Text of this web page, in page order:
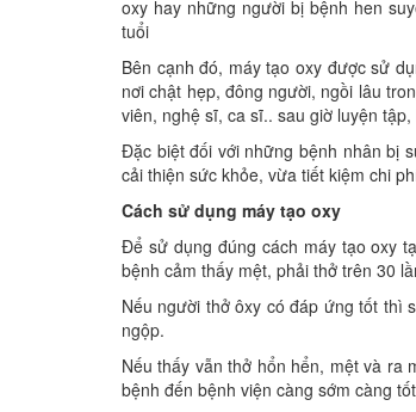
oxy hay những người bị bệnh hen
tuổi
Bên cạnh đó, máy tạo oxy được sử
nơi chật hẹp, đông người, ngồi lâu
viên, nghệ sĩ, ca sĩ.. sau giờ luyện tập,
Đặc biệt đối với những bệnh nhân bị
cải thiện sức khỏe, vừa tiết kiệm chi
Cách sử dụng máy tạo oxy
Để sử dụng đúng cách máy tạo oxy
bệnh cảm thấy mệt, phải thở trên 30
Nếu người thở ôxy có đáp ứng tốt thì
ngộp.
Nếu thấy vẫn thở hổn hển, mệt và ra
bệnh đến bệnh viện càng sớm càng